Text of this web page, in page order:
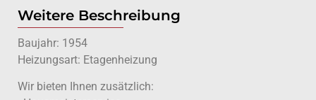
Weitere Beschreibung
Baujahr: 1954
Heizungsart: Etagenheizung
Wir bieten Ihnen zusätzlich: